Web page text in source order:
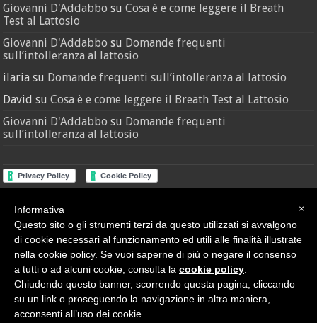
Giovanni D'Addabbo suCosa è e come leggere il Breath
Test al Lattosio
Giovanni D'Addabbo su Domande frequenti
sull’intolleranza al lattosio
ilaria su Domande frequenti sull’intolleranza al lattosio
David suCosa è e come leggere il Breath Test al Lattosio
Giovanni D'Addabbo su Domande frequenti
sull’intolleranza al lattosio
Credit•Sitemap
© Nutras Srl - Via della Pace, 279 - 62100 Macerata (MC) | P.IVA
02038670432
Privacy Policy|Cookie Policy
×
Informativa
Questo sito o gli strumenti terzi da questo utilizzati si avvalgono
di cookie necessari al funzionamento ed utili alle finalità illustrate
nella cookie policy. Se vuoi saperne di più o negare il consenso
a tutti o ad alcuni cookie, consulta la cookie policy
Chiudendo questo banner, scorrendo questa pagina, cliccando
su un link o proseguendo la navigazione in altra maniera,
acconsenti all’uso dei cookie.